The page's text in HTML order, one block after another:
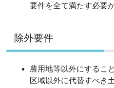
要件を全て満たす必要
除外要件
農用地等以外にするこ
区域以外に代替すべき